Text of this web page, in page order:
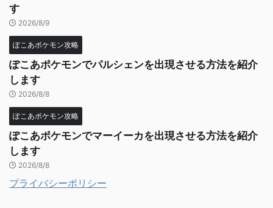
す
2026/8/9
ぽこあポケモン攻略
ぽこあポケモンでパルシェンを出現させる方法を紹介
します
2026/8/8
ぽこあポケモン攻略
ぽこあポケモンでマーイーカを出現させる方法を紹介
します
2026/8/8
プライバシーポリシー